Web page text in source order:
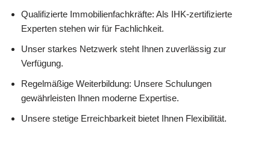
Qualifizierte Immobilienfachkräfte: Als IHK-zertifizierte
Experten stehen wir für Fachlichkeit.
Unser starkes Netzwerk steht Ihnen zuverlässig zur
Verfügung.
Regelmäßige Weiterbildung: Unsere Schulungen
gewährleisten Ihnen moderne Expertise.
Unsere stetige Erreichbarkeit bietet Ihnen Flexibilität.